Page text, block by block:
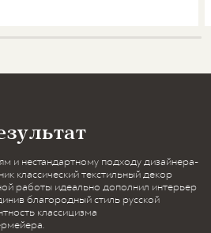
и нестандартному подходу дизайнера-
классический текстильный декор
работы идеально дополнил интерьер
благородный стиль русской
классицизма